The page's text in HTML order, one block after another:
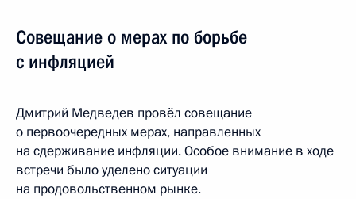
Совещание о мерах по борьбе
с инфляцией
Дмитрий Медведев провёл совещание
о первоочередных мерах, направленных
на сдерживание инфляции. Особое внимание в ходе
встречи было уделено ситуации
на продовольственном рынке.